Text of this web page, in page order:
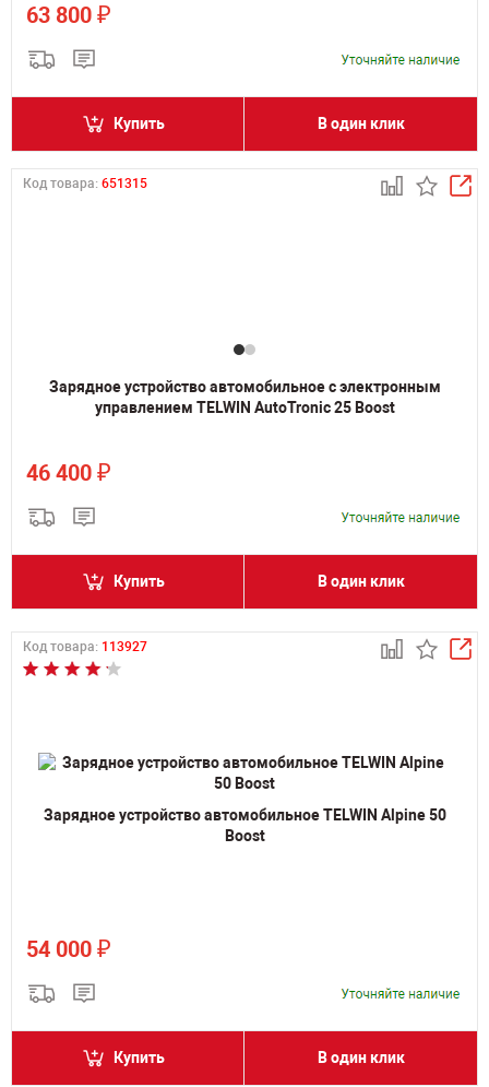
63 800 ₽
Купить В один клик
Код товара: 651315
Зарядное устройство автомобильное с электронным
управлением TELWIN AutoTronic 25 Boost
46 400 ₽
Купить В один клик
Код товара: 113927
Зарядное устройство автомобильное TELWIN Alpine 50
Boost
54 000 ₽
Купить В один клик